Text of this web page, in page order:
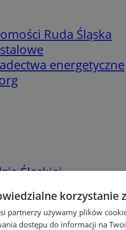
Ruda Śląska
energetyczne
Śląskiej
korzystanie
partnerzy używamy plików
dostępu do informacji na